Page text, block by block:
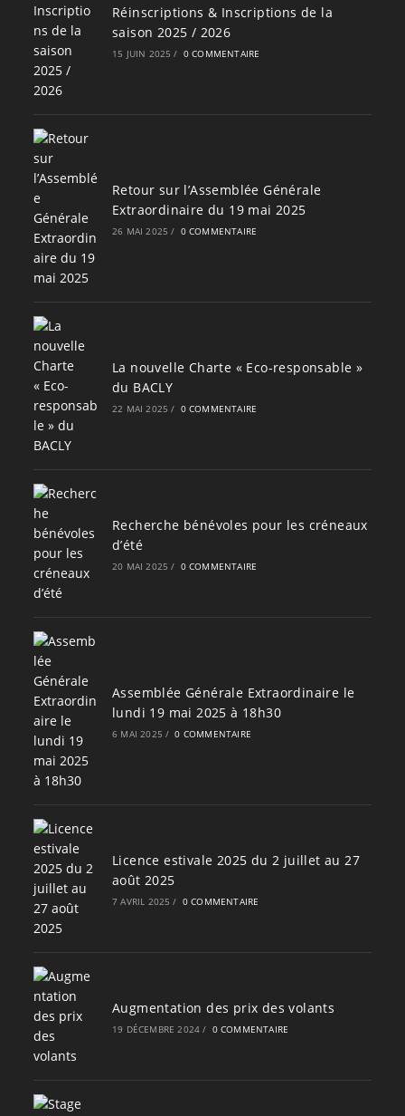
Réinscriptions & Inscriptions de la
saison 2025 / 2026
15 JUIN 2025 / 0 COMMENTAIRE
Retour sur l’Assemblée Générale
Extraordinaire du 19 mai 2025
26 MAI 2025 / 0 COMMENTAIRE
La nouvelle Charte « Eco-responsable »
du BACLY
22 MAI 2025 / 0 COMMENTAIRE
Recherche bénévoles pour les créneaux
d’été
20 MAI 2025 / 0 COMMENTAIRE
Assemblée Générale Extraordinaire le
lundi 19 mai 2025 à 18h30
6 MAI 2025 / 0 COMMENTAIRE
Licence estivale 2025 du 2 juillet au 27
août 2025
7 AVRIL 2025 / 0 COMMENTAIRE
Augmentation des prix des volants
19 DÉCEMBRE 2024 / 0 COMMENTAIRE